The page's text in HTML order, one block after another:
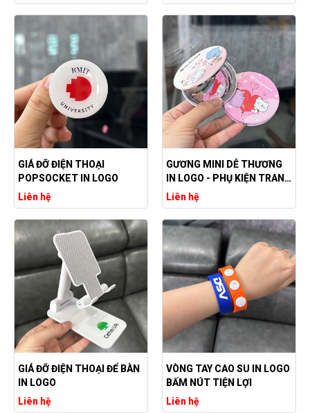
GIÁ ĐỠ ĐIỆN THOẠI
POPSOCKET IN LOGO
Liên hệ
GƯƠNG MINI DỄ THƯƠNG
IN LOGO - PHỤ KIỆN TRANG
ĐIỂM
Liên hệ
GIÁ ĐỠ ĐIỆN THOẠI ĐỂ BÀN
IN LOGO
Liên hệ
VÒNG TAY CAO SU IN LOGO
BẤM NÚT TIỆN LỢI
Liên hệ